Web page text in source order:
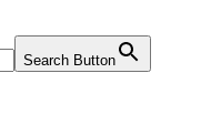
Search Button